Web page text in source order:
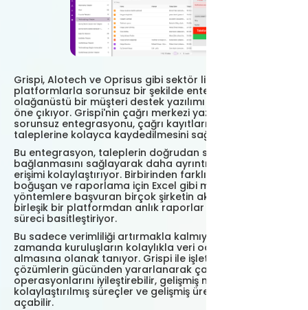
Grispi, Alotech ve Oprisus gibi sektör lideri
platformlarla sorunsuz bir şekilde entegre olabilen
olağanüstü bir müşteri destek yazılımı çözümü olarak
öne çıkıyor. Grispi'nin çağrı merkezi yazılımları ile
sorunsuz entegrasyonu, çağrı kayıtlarının destek
taleplerine kolayca kaydedilmesini sağlıyor.
Bu entegrasyon, taleplerin doğrudan sisteme
bağlanmasını sağlayarak daha ayrıntılı raporlara
erişimi kolaylaştırıyor. Birbirinden farklı sistemlerle
boğuşan ve raporlama için Excel gibi manuel
yöntemlere başvuran birçok şirketin aksine Grispi,
birleşik bir platformdan anlık raporlar sağlayarak
süreci basitleştiriyor.
Bu sadece verimliliği artırmakla kalmıyor, aynı
zamanda kuruluşların kolaylıkla veri odaklı kararlar
almasına olanak tanıyor. Grispi ile işletmeler, entegre
çözümlerin gücünden yararlanarak çağrı merkezi
operasyonlarını iyileştirebilir, gelişmiş müşteri hizmetleri,
kolaylaştırılmış süreçler ve gelişmiş üretkenliğin önünü
açabilir.